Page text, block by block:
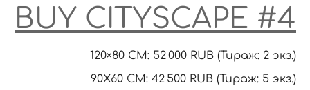
BUY CITYSCAPE #4
120×80 CM: 52 000 RUB (Тираж: 2 экз.)
90X60 CM: 42 500 RUB (Тираж: 5 экз.)